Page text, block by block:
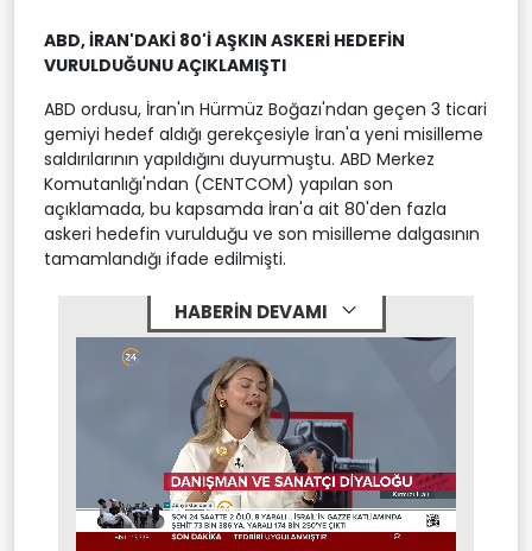
ABD, İRAN'DAKİ 80'İ AŞKIN ASKERİ HEDEFİN
VURULDUĞUNU AÇIKLAMIŞTI
ABD ordusu, İran'ın Hürmüz Boğazı'ndan geçen 3 ticari
gemiyi hedef aldığı gerekçesiyle İran'a yeni misilleme
saldırılarının yapıldığını duyurmuştu. ABD Merkez
Komutanlığı'ndan (CENTCOM) yapılan son
açıklamada, bu kapsamda İran'a ait 80'den fazla
askeri hedefin vurulduğu ve son misilleme dalgasının
tamamlandığı ifade edilmişti.
HABERİN DEVAMI
Mute Stream